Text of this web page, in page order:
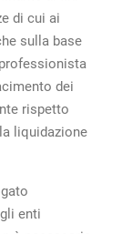
di cui ai
sulla base
dei
rispetto
liquidazione
enti